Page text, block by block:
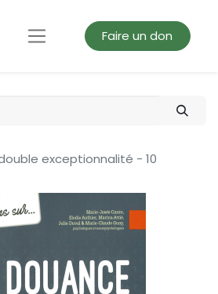
Faire un don
exceptionnalité - 10